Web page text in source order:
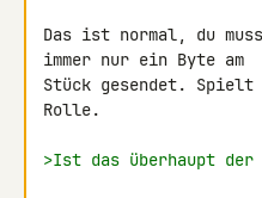
Das ist normal, du
immer nur ein Byte am
Stück gesendet. Spielt
Rolle.
>Ist das überhaupt der